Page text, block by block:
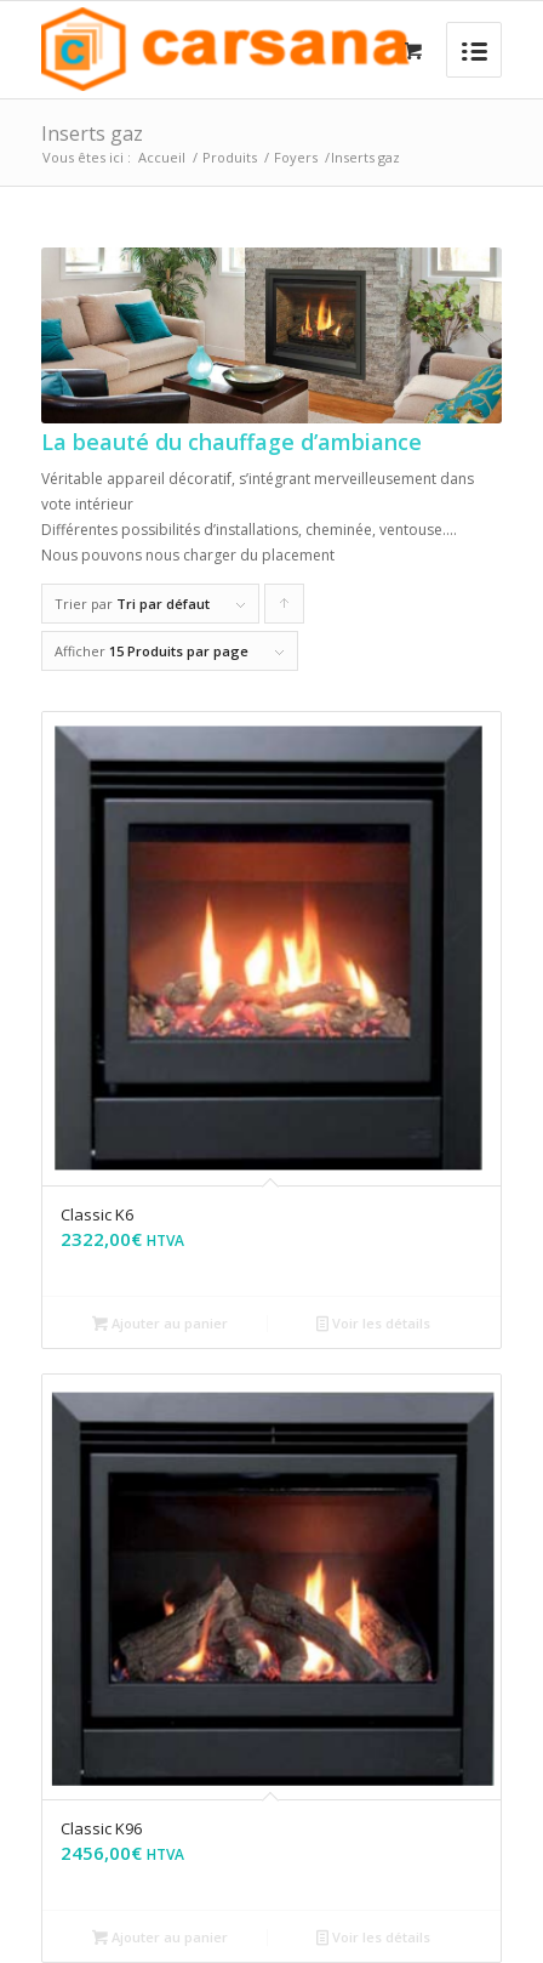
Inserts gaz
Vous êtes ici : Accueil / Produits / Foyers /Inserts gaz
La beauté du chauffage d’ambiance
Véritable appareil décoratif, s’intégrant merveilleusement dans
vote intérieur
Différentes possibilités d’installations, cheminée, ventouse….
Nous pouvons nous charger du placement
Trier par Tri par défaut
les
en
ordre
Afficher 15 Produits par page
Classic K6
2322,00€ HTVA
Ajouter au panier Voir les détails
Classic K96
2456,00€ HTVA
Ajouter au panier Voir les détails